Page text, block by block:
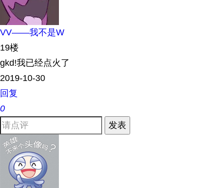
VV——我不是W
19楼
gkd!我已经点火了
2019-10-30
回复
0
发表